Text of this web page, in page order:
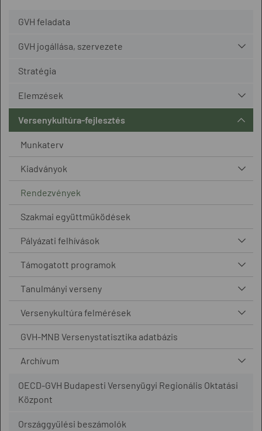
GVH feladata
GVH jogállása, szervezete
Stratégia
Elemzések
Versenykultúra-fejlesztés
Munkaterv
Kiadványok
Rendezvények
Szakmai együttműködések
Pályázati felhívások
Támogatott programok
Tanulmányi verseny
Versenykultúra felmérések
GVH-MNB Versenystatisztika adatbázis
Archívum
OECD-GVH Budapesti Versenyügyi Regionális Oktatási
Központ
Országgyűlési beszámolók